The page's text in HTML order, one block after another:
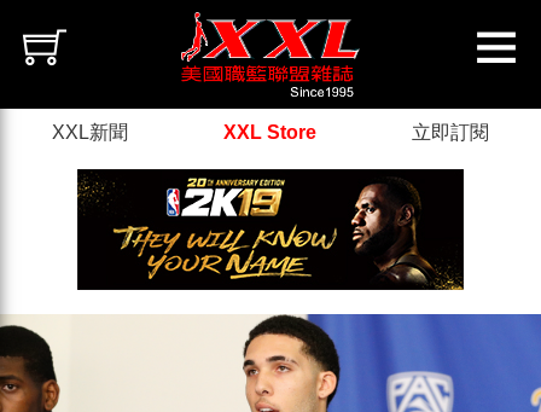
XXL新聞 XXL Store 立即訂閱